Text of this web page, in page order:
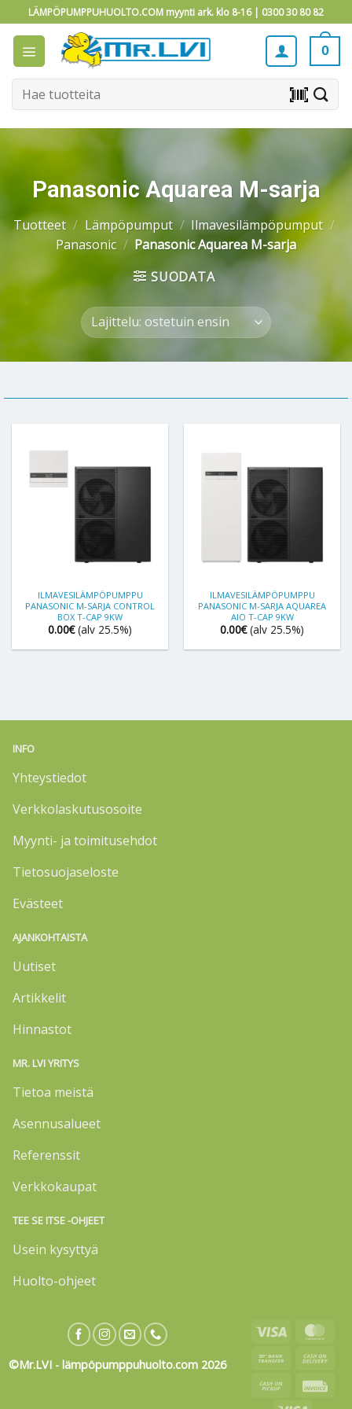
to
content
LÄMPÖPUMPPUHUOLTO.COM myynti ark. klo 8-16 | 0300 30 80 82
0
Etsi: barcode_scanner
Panasonic Aquarea M-sarja
Tuotteet / Lämpöpumput / Ilmavesilämpöpumput /
Panasonic / Panasonic Aquarea M-sarja
SUODATA
ILMAVESILÄMPÖPUMPPU
PANASONIC M-SARJA CONTROL
BOX T-CAP 9KW
0.00€ (alv 25.5%)
ILMAVESILÄMPÖPUMPPU
PANASONIC M-SARJA AQUAREA
AIO T-CAP 9KW
0.00€ (alv 25.5%)
INFO
Yhteystiedot
Verkkolaskutusosoite
Myynti- ja toimitusehdot
Tietosuojaseloste
Evästeet
AJANKOHTAISTA
Uutiset
Artikkelit
Hinnastot
MR. LVI YRITYS
Tietoa meistä
Asennusalueet
Referenssit
Verkkokaupat
TEE SE ITSE -OHJEET
Usein kysyttyä
Huolto-ohjeet
©Mr.LVI - lämpöpumppuhuolto.com 2026
Visa
Bank
Cash